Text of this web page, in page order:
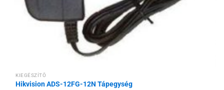
KIEGÉSZÍTŐ
Hikvision ADS-12FG-12N Tápegység